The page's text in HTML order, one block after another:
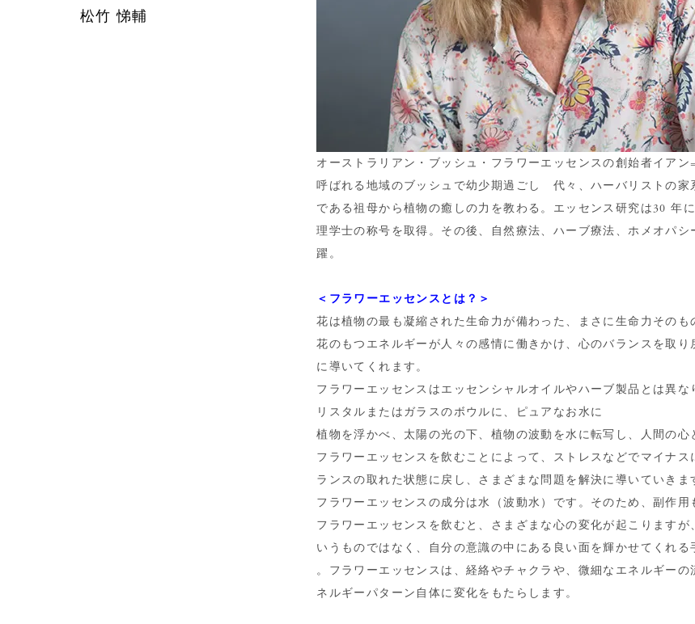
オーストラリアン・ブッシュ・フラワーエッセンスの創始者イア
呼ばれる地域のブッシュで幼少期過ごし 代々、ハーバリストの家
である祖母から植物の癒しの力を教わる。エッセンス研究は30 年
理学士の称号を取得。その後、自然療法、ハーブ療法、ホメオパ
躍。
＜フラワーエッセンスとは？＞
花は植物の最も凝縮された生命力が備わった、まさに生命力そのも
花のもつエネルギーが人々の感情に働きかけ、心のバランスを取
に導いてくれます。
フラワーエッセンスはエッセンシャルオイルやハーブ製品とは異
リスタルまたはガラスのボウルに、ピュアなお水に
植物を浮かべ、太陽の光の下、植物の波動を水に転写し、人間の心
フラワーエッセンスを飲むことによって、ストレスなどでマイナ
ランスの取れた状態に戻し、さまざまな問題を解決に導いていきま
フラワーエッセンスの成分は水（波動水）です。そのため、副作用
フラワーエッセンスを飲むと、さまざまな心の変化が起こります
いうものではなく、自分の意識の中にある良い面を輝かせてくれる
。フラワーエッセンスは、経絡やチャクラや、微細なエネルギー
ネルギーパターン自体に変化をもたらします。
松竹 悌輔